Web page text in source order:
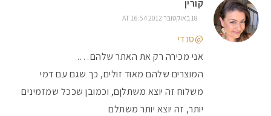
קורין
18 באוקטובר 2012 AT 16:54
@סנדי
אני מכירה רק את האתר שלהם….
המוצרים שלהם מאוד זולים, כך שגם עם דמי
משלוח זה יוצא משתלןם, וכמובן שככל שמזמינים
יותר, זה יוצא יותר משתלם